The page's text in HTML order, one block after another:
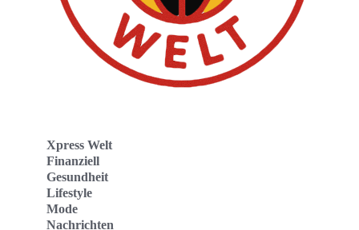
Xpress Welt
Finanziell
Gesundheit
Lifestyle
Mode
Nachrichten